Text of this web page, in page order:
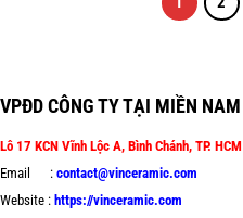
VPĐD CÔNG TY TẠI MIỀN NAM
Lô 17 KCN Vĩnh Lộc A, Bình Chánh, TP. HCM
Email : contact@vinceramic.com
Website : https://vinceramic.com